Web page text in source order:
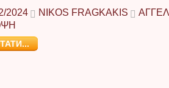
2024
NIKOS FRAGKAKIS